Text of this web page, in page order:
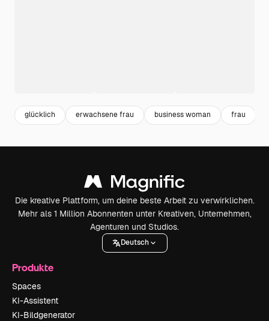
glücklich erwachsene frau business woman frau
Die kreative Plattform, um deine beste Arbeit zu verwirklichen.
Mehr als 1 Million Abonnenten unter Kreativen, Unternehmen,
Agenturen und Studios.
Deutsch
Produkte
Spaces
KI-Assistent
KI-Bildgenerator